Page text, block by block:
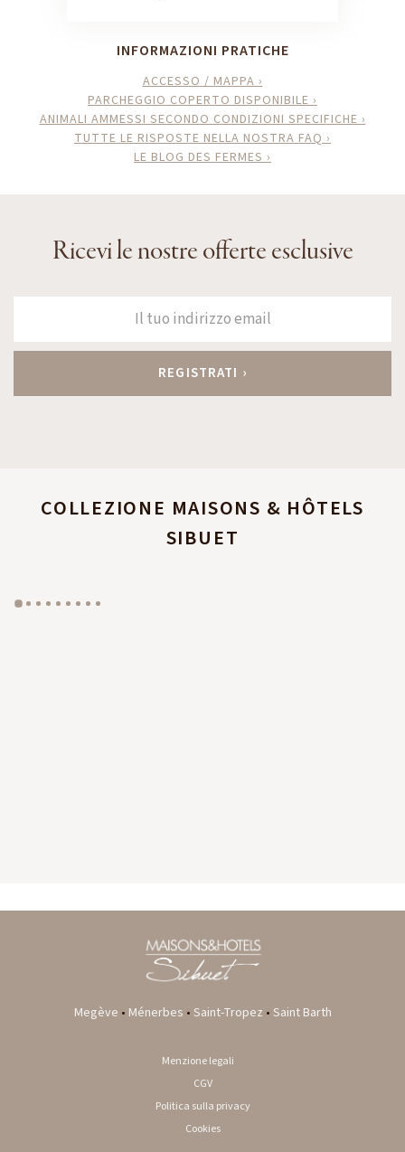
Ricevi le nostre offerte esclusive
INFORMAZIONI PRATICHE
ACCESSO / MAPPA ›
PARCHEGGIO COPERTO DISPONIBILE ›
ANIMALI AMMESSI SECONDO CONDIZIONI SPECIFICHE ›
TUTTE LE RISPOSTE NELLA NOSTRA FAQ ›
LE BLOG DES FERMES ›
COLLEZIONE MAISONS & HÔTELS
SIBUET
Megève • Ménerbes • Saint-Tropez • Saint Barth
Menzione legali
CGV
Politica sulla privacy
Cookies